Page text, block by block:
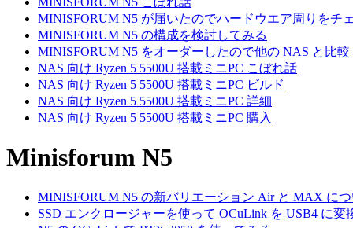
MINISFORUM N5 が届いたのでハードウエア周りをチ
MINISFORUM N5 の構成を検討してみる
MINISFORUM N5 をオーダーしたので他の NAS と比較
NAS 向け Ryzen 5 5500U 搭載ミニPC こぼれ話
NAS 向け Ryzen 5 5500U 搭載ミニPC ビルド
NAS 向け Ryzen 5 5500U 搭載ミニPC 詳細
NAS 向け Ryzen 5 5500U 搭載ミニPC 購入
Minisforum N5
MINISFORUM N5 の新バリエーション Air と MAX につ
SSD エンクロージャーを使って OCuLink を USB4 に変